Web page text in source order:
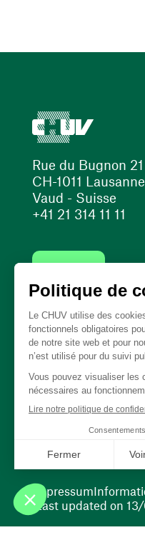
Rue du Bugnon 21
CH-1011 Lausanne
Vaud - Suisse
+41 21 314 11 11
(opens in a
Last updated on
Impressum